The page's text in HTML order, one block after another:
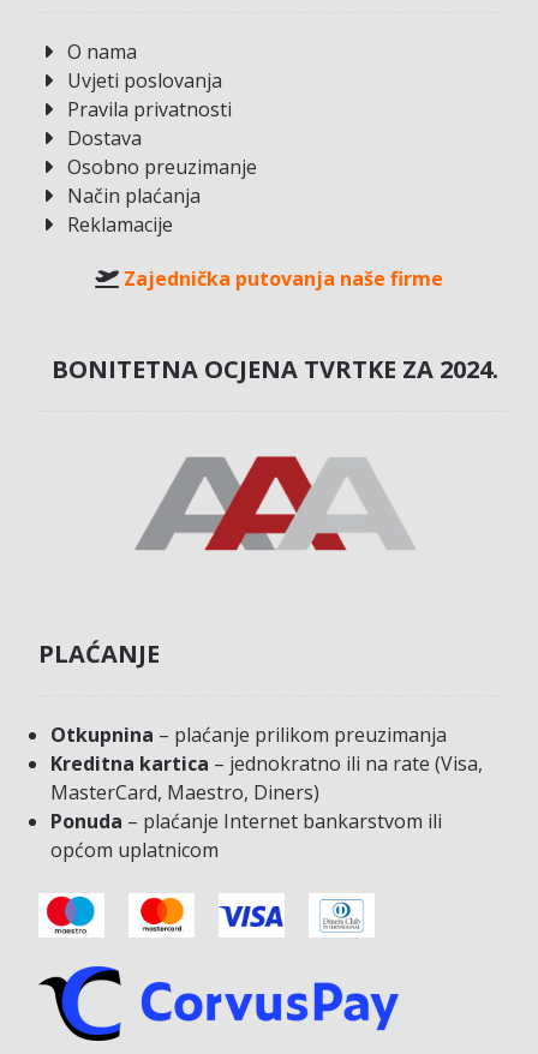
O nama
Uvjeti poslovanja
Pravila privatnosti
Dostava
Osobno preuzimanje
Način plaćanja
Reklamacije
Zajednička putovanja naše firme
BONITETNA OCJENA TVRTKE ZA 2024.
PLAĆANJE
Otkupnina – plaćanje prilikom preuzimanja
Kreditna kartica – jednokratno ili na rate (Visa,
MasterCard, Maestro, Diners)
Ponuda – plaćanje Internet bankarstvom ili
općom uplatnicom